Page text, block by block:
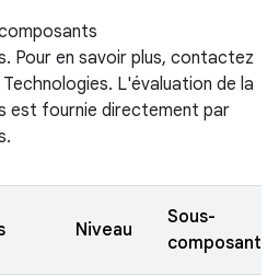
Pour en savoir plus, contactez
L'évaluation de la
est fournie directement par
Niveau
Sous-
composant